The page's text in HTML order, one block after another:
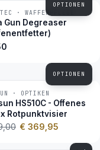
OPTIONEN
· WAFFENPFLEGE
Gun Degreaser
OPTIONEN
· OPTIKEN
HS510C - Offenes
Rotpunktvisier
€ 369,95